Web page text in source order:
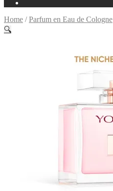
Home /Parfum en Eau de Cologne
🔍